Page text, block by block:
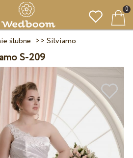
0
ślubne >> Silviamo
S-209